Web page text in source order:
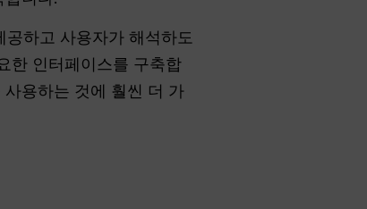
하고 사용자가 해석하도
한 인터페이스를 구축합
용하는 것에 훨씬 더 가